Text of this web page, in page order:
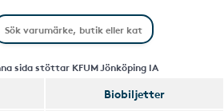
sida stöttar KFUM Jönköping IA
Biobiljetter